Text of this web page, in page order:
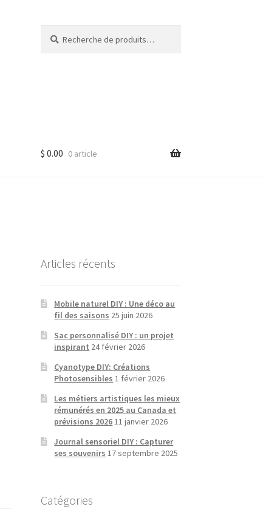
pour :
$ 0.00 0 article
Articles récents
Mobile naturel DIY : Une déco au
fil des saisons 25 juin 2026
Sac personnalisé DIY : un projet
inspirant 24 février 2026
Cyanotype DIY: Créations
Photosensibles 1 février 2026
Les métiers artistiques les mieux
rémunérés en 2025 au Canada et
prévisions 202611 janvier 2026
Journal sensoriel DIY : Capturer
ses souvenirs 17 septembre 2025
Catégories